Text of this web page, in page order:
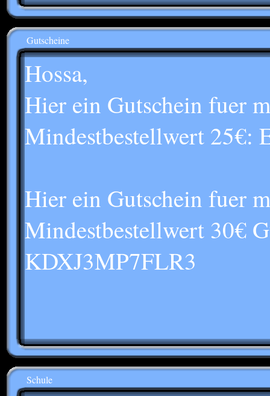
Gutscheine
Hossa,
Hier ein Gutschein fuer
Mindestbestellwert
Hier ein Gutschein fuer
Mindestbestellwert 30€
KDXJ3MP7FLR3
Schule